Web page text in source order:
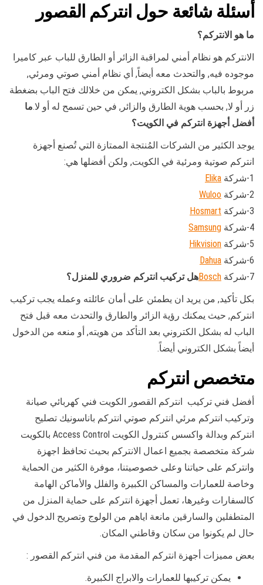
أسئلة شائعة حول انتركم القصور
ما هو الانتركم؟
الانتركم هو نظام أمني لمراقبة الزائر أو الطارق للباب عبر كاميرا
موجوده فيه, والتحدث معه أيضاً, أي نظام أمني صوتي ومرئي,
مربوط بالباب بشكل الكتروني, يمكن من خلالك فتح الباب بضغطة
زر أو لا, بحسب هوية الطارق والزائر, في حين تسمح له أو لا.ما
أفضل أجهزة انتركم في الكويت؟
يوجد الكثير من الشركات المُنتجة الممتازة التي تُصنع أجهزة
انتركم صوتية ومرئية في الكويت, ولكن أفضلها هي:
1-شركة
Elika
2-شركة
Wuloo
3-شركة
Hosmart
4-شركة
Samsung
5-شركة
Hikvision
6-شركة
Dahua
7-شركة
Boschهل تركيب انتركم ضروري للمنزل؟
بكل تأكيد, من يريد ان يطمئن على أمان عائلته وعمله يجب تركيب
انتركم, حيث يمكنك رؤية الزائر والطارق والتحدث معه قبل فتح
الباب له بشكل الكتروني بعد التأكد من هويته, أو منعه من الدخول
أيضاً بشكل الكتروني أيضاً.
متخصص انتركم
أفضل فني تركيب انتركم القصور الكويت فني كهربائي صيانة
وتركيب انتركم مرئي انتركم صوتي انتركم باناسونيك تصليح
انتركم وبدالة واكسس كنترول الكويت Access Control بالكويت
شركة متخصصة بجميع اعمال الانتركم بحيث تحافظ اجهزة
وانتركم على حياتنا وعلى خصوصيتنا، موفرة الكثير من الحماية
وخاصة للعمارات والمساكن الكبيرة والفلل والأماكن الهامة
كالسفارات وغيرها، تعمل أجهزة انتركم على حماية المنزل من
المتطفلين والسارقين مانعة اياهم من الولوج وتصريح الدخول في
حال لم يكونوا من سكان وقاطني المكان.
بعض مميزات أجهزة انتركم المقدمة من فني انتركم القصور :
يمكن تركيبها للعمارات والابراج الكبيرة.